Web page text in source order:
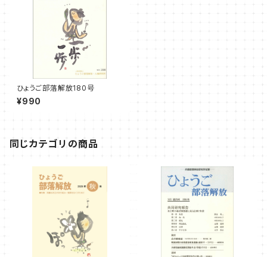
ひょうご部落解放180号
¥990
同じカテゴリの商品